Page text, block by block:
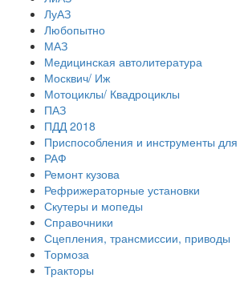
ЛуАЗ
Любопытно
МАЗ
Медицинская автолитература
Москвич/ Иж
Мотоциклы/ Квадроциклы
ПАЗ
ПДД 2018
Приспособления и инструменты
РАФ
Ремонт кузова
Рефрижераторные установки
Скутеры и мопеды
Справочники
Сцепления, трансмиссии, приводы
Тормоза
Тракторы